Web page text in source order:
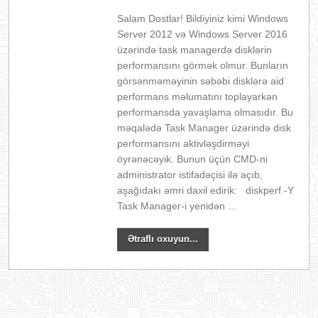
Salam Dostlar! Bildiyiniz kimi Windows
Server 2012 və Windows Server 2016
üzərində task managerdə disklərin
performansını görmək olmur. Bunların
görsənməməyinin səbəbi disklərə aid
performans məlumatını toplayarkən
performansda yavaşlama olmasıdır. Bu
məqalədə Task Manager üzərində disk
performansını aktivləşdirməyi
öyrənəcəyik. Bunun üçün CMD-ni
administrator istifadəçisi ilə açıb,
aşağıdakı əmri daxil edirik: diskperf -Y
Task Manager-i yenidən ...
Ətraflı oxuyun...